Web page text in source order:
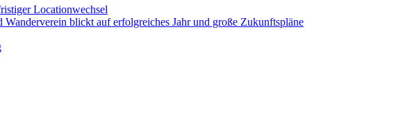
Locationwechsel
Wanderverein blickt auf erfolgreiches Jahr und große Zukunftspläne